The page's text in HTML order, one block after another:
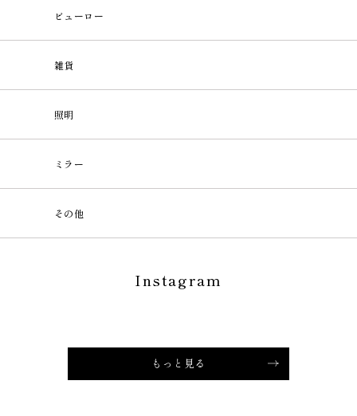
ビューロー
雑貨
照明
ミラー
その他
Instagram
もっと見る